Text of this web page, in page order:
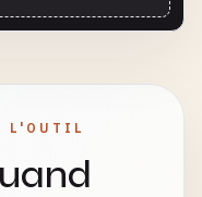
L'OUTIL